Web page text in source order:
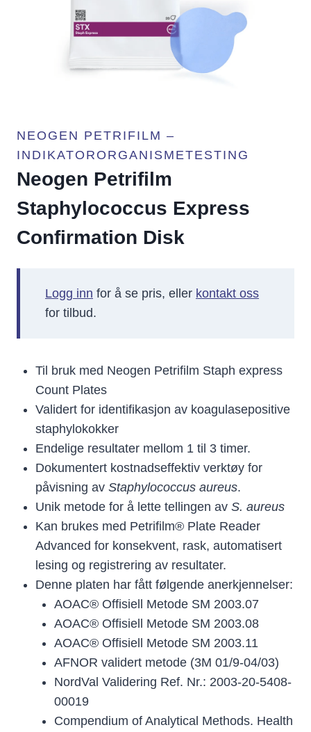
NEOGEN PETRIFILM –
INDIKATORORGANISMETESTING
Neogen Petrifilm
Staphylococcus Express
Confirmation Disk
Logg inn for å se pris, eller kontakt oss
for tilbud.
Til bruk med Neogen Petrifilm Staph express
Count Plates
Validert for identifikasjon av koagulasepositive
staphylokokker
Endelige resultater mellom 1 til 3 timer.
Dokumentert kostnadseffektiv verktøy for
påvisning av Staphylococcus aureus.
Unik metode for å lette tellingen av S. aureus
Kan brukes med Petrifilm® Plate Reader
Advanced for konsekvent, rask, automatisert
lesing og registrering av resultater.
Denne platen har fått følgende anerkjennelser:
AOAC® Offisiell Metode SM 2003.07
AOAC® Offisiell Metode SM 2003.08
AOAC® Offisiell Metode SM 2003.11
AFNOR validert metode (3M 01/9-04/03)
NordVal Validering Ref. Nr.: 2003-20-5408-
00019
Compendium of Analytical Methods. Health